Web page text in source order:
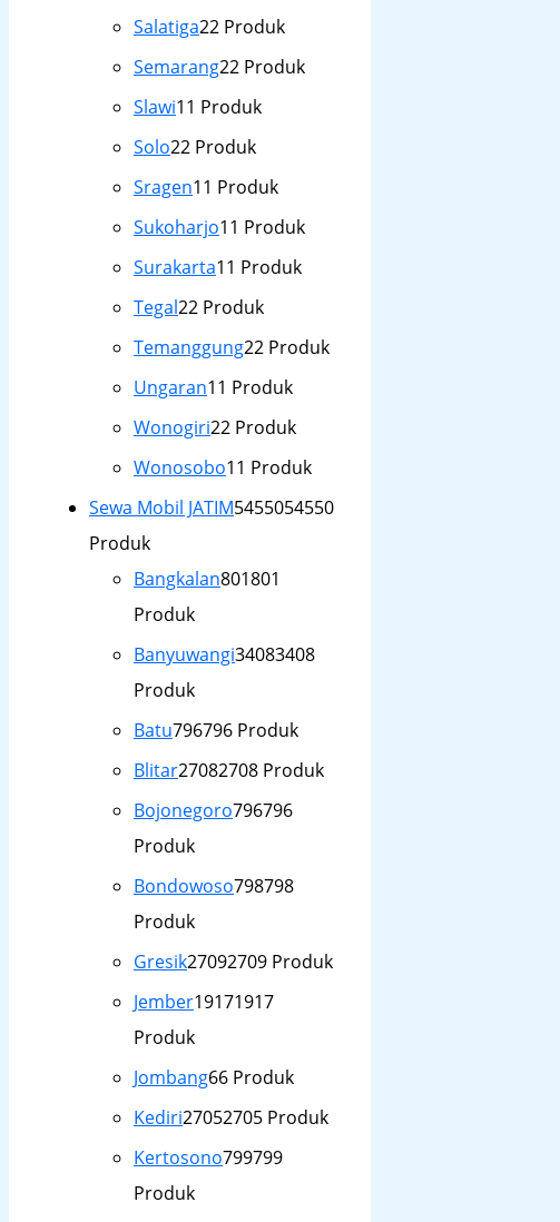
Salatiga22 Produk
Semarang22 Produk
Slawi11 Produk
Solo22 Produk
Sragen11 Produk
Sukoharjo11 Produk
Surakarta11 Produk
Tegal22 Produk
Temanggung22 Produk
Ungaran11 Produk
Wonogiri22 Produk
Wonosobo11 Produk
Sewa Mobil JATIM5455054550
Produk
Bangkalan801801
Produk
Banyuwangi34083408
Produk
Batu796796 Produk
Blitar27082708 Produk
Bojonegoro796796
Produk
Bondowoso798798
Produk
Gresik27092709 Produk
Jember19171917
Produk
Jombang66 Produk
Kediri27052705 Produk
Kertosono799799
Produk